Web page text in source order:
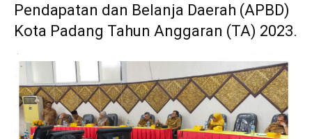
Pendapatan dan Belanja Daerah (APBD)
Kota Padang Tahun Anggaran (TA) 2023.